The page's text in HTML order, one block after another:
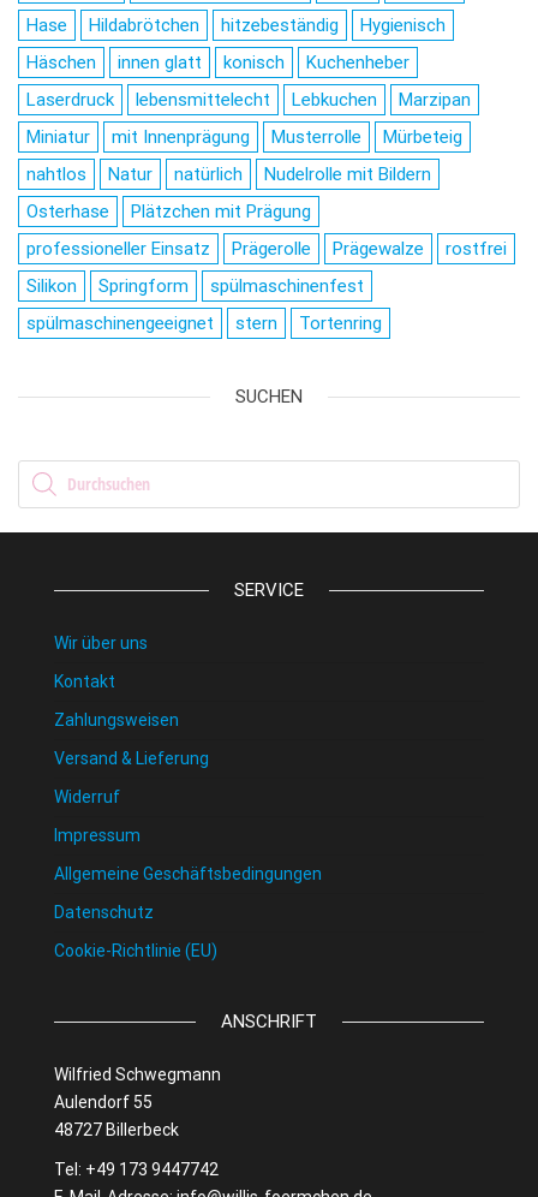
Hase
Hildabrötchen hitzebeständig
Hygienisch
Häschen
innen glatt konisch
Kuchenheber
Laserdruck
lebensmittelecht Lebkuchen
Marzipan
Miniatur
mit Innenprägung Musterrolle
Mürbeteig
nahtlos
Natur natürlich
Nudelrolle mit Bildern
Osterhase
Plätzchen mit Prägung
professioneller Einsatz
Prägerolle Prägewalze
rostfrei
Silikon
Springform
spülmaschinenfest
spülmaschinengeeignet
stern Tortenring
SUCHEN
Products search
SERVICE
Wir über uns
Kontakt
Zahlungsweisen
Versand & Lieferung
Widerruf
Impressum
Allgemeine Geschäftsbedingungen
Datenschutz
Cookie-Richtlinie (EU)
ANSCHRIFT
Wilfried Schwegmann
Aulendorf 55
48727 Billerbeck
Tel: +49 173 9447742